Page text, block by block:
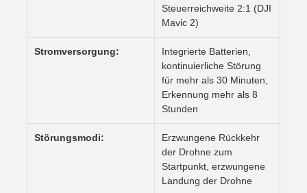
Steuerreichweite 2:1 (DJI
Mavic 2)
Stromversorgung:
Integrierte Batterien,
kontinuierliche Störung
für mehr als 30 Minuten,
Erkennung mehr als 8
Stunden
Störungsmodi:
Erzwungene Rückkehr
der Drohne zum
Startpunkt, erzwungene
Landung der Drohne